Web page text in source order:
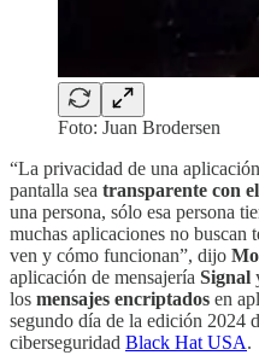
Foto: Juan Brodersen
“La privacidad de una
pantalla sea transparente con
una persona, sólo esa persona
muchas aplicaciones no buscan
ven y cómo funcionan”, dijo
aplicación de mensajería Signal
los mensajes encriptados en
segundo día de la edición 2024
ciberseguridad Black Hat USA.